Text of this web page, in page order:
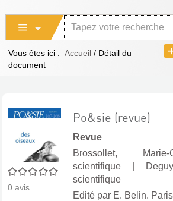
Vous êtes ici : Accueil / Détail du
document
0/5
0 avis
Po&sie (revue)
Revue
Brossollet,
scientifique
scientifique
Edité par E. Belin. Paris